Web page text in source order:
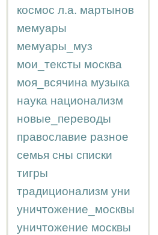
космос л.а. мартынов
мемуары
мемуары_муз
мои_тексты москва
моя_всячина музыка
наука национализм
новые_переводы
православие разное
семья сны списки
тигры
традиционализм уни
уничтожение_москвы
уничтожение москвы